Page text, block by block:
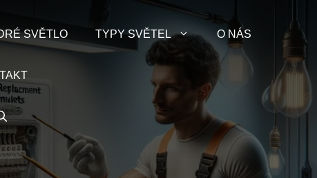
SVĚTLO TYPY SVĚTEL O NÁS